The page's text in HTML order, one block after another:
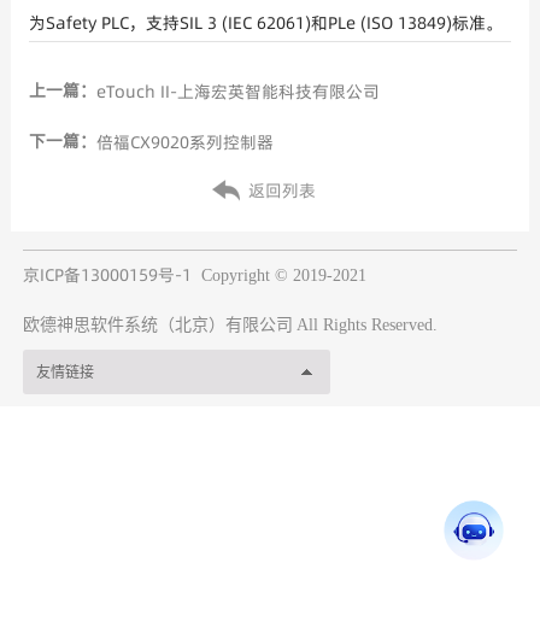
为Safety PLC，支持SIL 3 (IEC 62061)和PLe (ISO 13849)标准。
上一篇： eTouch II-上海宏英智能科技有限公司
下一篇： 倍福CX9020系列控制器
返回列表
京ICP备13000159号-1 Copyright © 2019-2021
欧德神思软件系统（北京）有限公司 All Rights Reserved.